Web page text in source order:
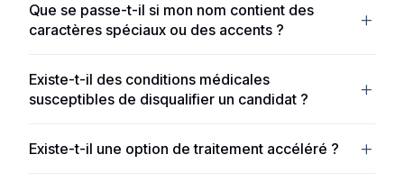
possible qu'après l'obtention de la citoyenneté de
Sao Tomé-et-Principe, et sera soumise à l'examen
base de la justification fournie et demeure
entièrement à la discrétion et à l'autorité du ministre.
000 USD (2 000 USD à la soumission et 5 000 USD
Que se passe-t-il si mon nom contient des
caractères spéciaux ou des accents ?
citoyenneté exactement tel qu'il apparaît sur votre
certificat de naissance. Les caractères non latins,
sont pas admissibles et doivent être translittérés en
Existe-t-il des conditions médicales
susceptibles de disqualifier un candidat ?
médical dans le cadre de la demande. Il existe une
Existe-t-il une option de traitement accéléré ?